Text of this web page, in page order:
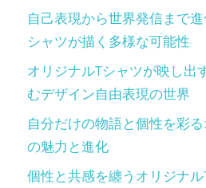
自己表現から世界発信まで
シャツが描く多様な可能性
オリジナルTシャツが映し出
むデザイン自由表現の世界
自分だけの物語と個性を彩
の魅力と進化
個性と共感を纏うオリジナ